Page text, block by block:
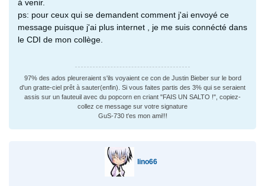
à venir.
ps: pour ceux qui se demandent comment j'ai envoyé ce
message puisque j'ai plus internet , je me suis connécté dans
le CDI de mon collège.
97% des ados pleureraient s'ils voyaient ce con de Justin Bieber sur le bord
d'un gratte-ciel prêt à sauter(enfin). Si vous faites partis des 3% qui se seraient
assis sur un fauteuil avec du popcorn en criant "FAIS UN SALTO !", copiez-
collez ce message sur votre signature
GuS-730 t'es mon ami!!!
lino66